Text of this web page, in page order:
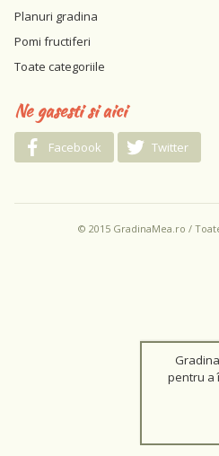
Planuri gradina
Pomi fructiferi
Toate categoriile
Ne gasesti si aici
Facebook Twitter
© 2015 GradinaMea.ro /
pentru a